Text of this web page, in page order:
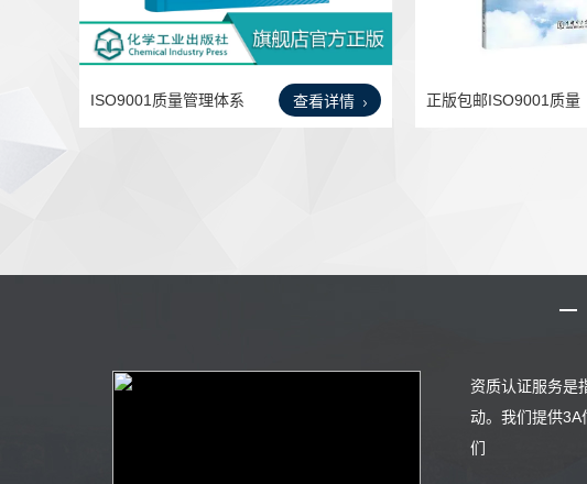
查看详情
ISO9001质量管理体系
及认
正版包邮ISO9001质量
资质认证服务是
动。我们提供3A
们